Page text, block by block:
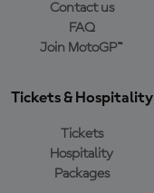
Contact us
FAQ
Join MotoGP™
Tickets & Hospitality
Tickets
Hospitality
Packages